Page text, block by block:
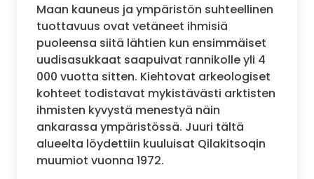
Maan kauneus ja ympäristön suhteellinen
tuottavuus ovat vetäneet ihmisiä
puoleensa siitä lähtien kun ensimmäiset
uudisasukkaat saapuivat rannikolle yli 4
000 vuotta sitten. Kiehtovat arkeologiset
kohteet todistavat mykistävästi arktisten
ihmisten kyvystä menestyä näin
ankarassa ympäristössä. Juuri tältä
alueelta löydettiin kuuluisat Qilakitsoqin
muumiot vuonna 1972.